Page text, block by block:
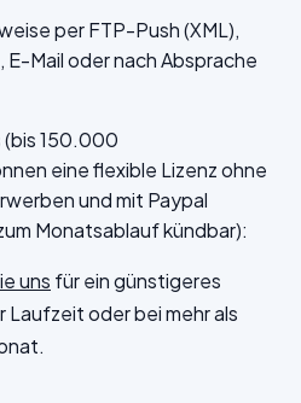
per FTP-Push (XML),
E-Mail oder nach Absprache
(bis 150.000
eine flexible Lizenz ohne
und mit Paypal
Monatsablauf kündbar):
uns für ein günstigeres
oder bei mehr als